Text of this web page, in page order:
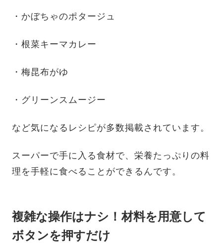
・かぼちゃのポタージュ
・根菜キーマカレー
・梅昆布がゆ
・グリーンスムージー
など気になるレシピが多数掲載されています。
スーパーで手に入る食材で、栄養たっぷりの料
理を手軽に食べることができるんです。
複雑な操作はナシ！材料を用意して
ボタンを押すだけ